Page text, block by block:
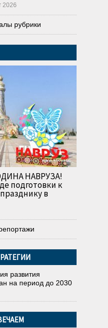
2026
рубрики
НАВРУЗА!
подготовки к
в
развития
на период до 2030